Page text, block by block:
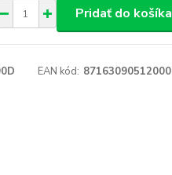
Pridať do košíka
EAN kód: 87163090512000